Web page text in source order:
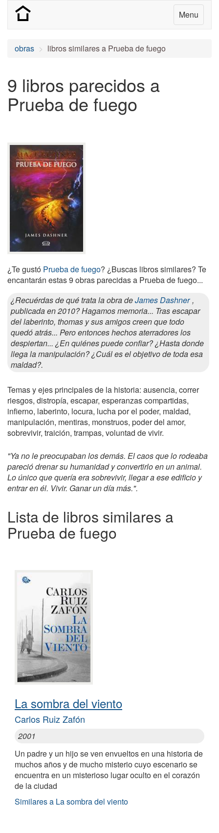
Menu
obras libros similares a Prueba de fuego
9 libros parecidos a
Prueba de fuego
¿Te gustó Prueba de fuego? ¿Buscas libros similares? Te
encantarán estas 9 obras parecidas a Prueba de fuego...
¿Recuérdas de qué trata la obra deJames Dashner ,
publicada en 2010? Hagamos memoria... Tras escapar
del laberinto, thomas y sus amigos creen que todo
quedó atrás... Pero entonces hechos aterradores los
despiertan... ¿En quiénes puede confiar? ¿Hasta donde
llega la manipulación? ¿Cuál es el objetivo de toda esa
maldad?.
Temas y ejes principales de la historia: ausencia, correr
riesgos, distropía, escapar, esperanzas compartidas,
infierno, laberinto, locura, lucha por el poder, maldad,
manipulación, mentiras, monstruos, poder del amor,
sobrevivir, traición, trampas, voluntad de vivir.
"Ya no le preocupaban los demás. El caos que lo rodeaba
pareció drenar su humanidad y convertirlo en un animal.
Lo único que quería era sobrevivir, llegar a ese edificio y
entrar en él. Vivir. Ganar un día más.".
Lista de libros similares a
Prueba de fuego
La sombra del viento
Carlos Ruiz Zafón
2001
Un padre y un hijo se ven envueltos en una historia de
muchos años y de mucho misterio cuyo escenario se
encuentra en un misterioso lugar oculto en el corazón
de la ciudad
Similares a La sombra del viento